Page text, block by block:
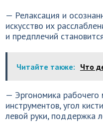
— Релаксация и
искусство их
и предплечий
Читайте также: Что
— Эргономика рабочего
инструментов, угол
левой руки, поддержка